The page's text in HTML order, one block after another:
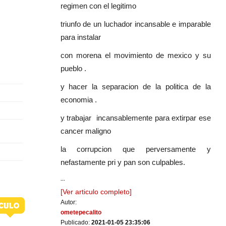
regimen con el legitimo
triunfo de un luchador incansable e imparable
para instalar
con morena el movimiento de mexico y su
pueblo .
y hacer la separacion de la politica de la
economia .
y trabajar incansablemente para extirpar ese
cancer maligno
la corrupcion que perversamente y
nefastamente pri y pan son culpables.
...
[Ver articulo completo]
Autor:
ometepecalito
Publicado: 2021-01-05 23:35:06